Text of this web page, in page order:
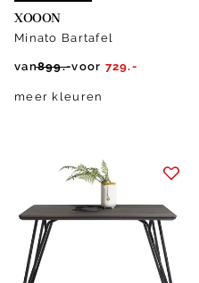
XOOON
Minato Bartafel
van899.-voor 729.-
meer kleuren